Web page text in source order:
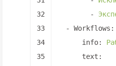
32
33
34
35
-
-
Workflows:
info:
text: